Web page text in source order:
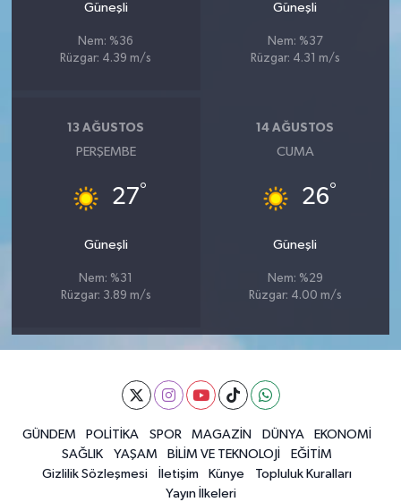
Güneşli
Nem: %36
Rüzgar: 4.39 m/s
Güneşli
Nem: %37
Rüzgar: 4.31 m/s
13 AĞUSTOS
PERŞEMBE
27°
Güneşli
Nem: %31
Rüzgar: 3.89 m/s
14 AĞUSTOS
CUMA
26°
Güneşli
Nem: %29
Rüzgar: 4.00 m/s
GÜNDEM POLİTİKA SPOR MAGAZİN DÜNYA
EKONOMİ
SAĞLIK
YAŞAM BİLİM VE TEKNOLOJİ
EĞİTİM
Gizlilik Sözleşmesi
İletişim Künye
Topluluk Kuralları
Yayın İlkeleri